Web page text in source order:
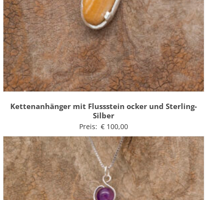
Kettenanhänger mit Flussstein ocker und Sterling-
Silber
Preis: €100,00